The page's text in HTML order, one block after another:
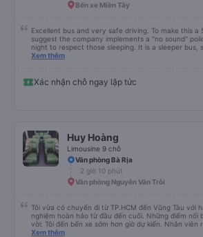
Bến xe Miền Tây
Excellent bus and very safe driving. To make this a
suggest the company implements a "no sound"
night to respect those sleeping. It is a sleeper bus,
please display the Wi-Fi password clearly inside the
quy định rõ ràng về việc giữ im lặng (tắt âm thanh
để tránh làm phiền hành khách khác ngủ. Ngoài ra,
khẩu Wi-Fi trong xe để hành khách dễ dàng sử
Xem thêm
Xác nhận chỗ ngay lập tức
Huy Hoàng
Limousine 9 chỗ
Văn phòng Bà Rịa
2 giờ 10 phút
Văn phòng Nguyễn Văn Trỗi
Tôi vừa có chuyến đi từ TP.HCM đến Vũng Tàu với
nghiệm hoàn hảo từ đầu đến cuối. Những điểm nổi
vời: Tôi đến bến xe sớm hơn giờ dự kiến. Nhân viên
tôi đi chuyến xe sớm hơn vì còn chỗ trống. Điều
Xem thêm